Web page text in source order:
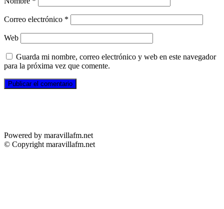
Correo electrónico *
Web
Guarda mi nombre, correo electrónico y web en este navegador
para la próxima vez que comente.
Powered by maravillafm.net
© Copyright maravillafm.net